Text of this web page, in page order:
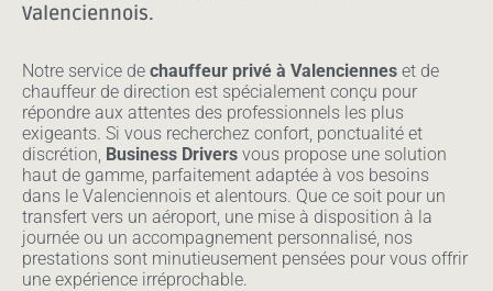
Valenciennois.
Notre service de chauffeur privé à Valenciennes et de
chauffeur de direction est spécialement conçu pour
répondre aux attentes des professionnels les plus
exigeants. Si vous recherchez confort, ponctualité et
discrétion, Business Drivers vous propose une solution
haut de gamme, parfaitement adaptée à vos besoins
dans le Valenciennois et alentours. Que ce soit pour un
transfert vers un aéroport, une mise à disposition à la
journée ou un accompagnement personnalisé, nos
prestations sont minutieusement pensées pour vous offrir
une expérience irréprochable.